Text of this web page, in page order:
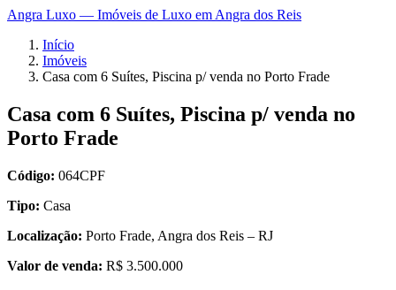
Angra Luxo — Imóveis de Luxo em Angra dos Reis
Início
Imóveis
Casa com 6 Suítes, Piscina p/ venda no Porto Frade
Casa com 6 Suítes, Piscina p/ venda no
Porto Frade
Código: 064CPF
Tipo: Casa
Localização: Porto Frade, Angra dos Reis – RJ
Valor de venda: R$ 3.500.000